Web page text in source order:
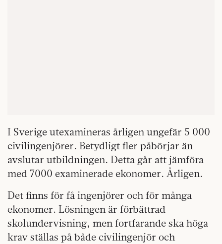
I Sverige utexamineras årligen ungefär 5 000
civilingenjörer. Betydligt fler påbörjar än
avslutar utbildningen. Detta går att jämföra
med 7000 examinerade ekonomer. Årligen.
Det finns för få ingenjörer och för många
ekonomer. Lösningen är förbättrad
skolundervisning, men fortfarande ska höga
krav ställas på både civilingenjör och